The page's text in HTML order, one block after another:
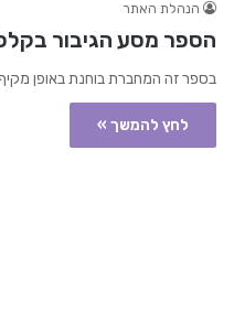
הנהלת האתר
הספר מסע הגיבור
בספר זה המחברת בוחנת באופן
לחץ להמשך »